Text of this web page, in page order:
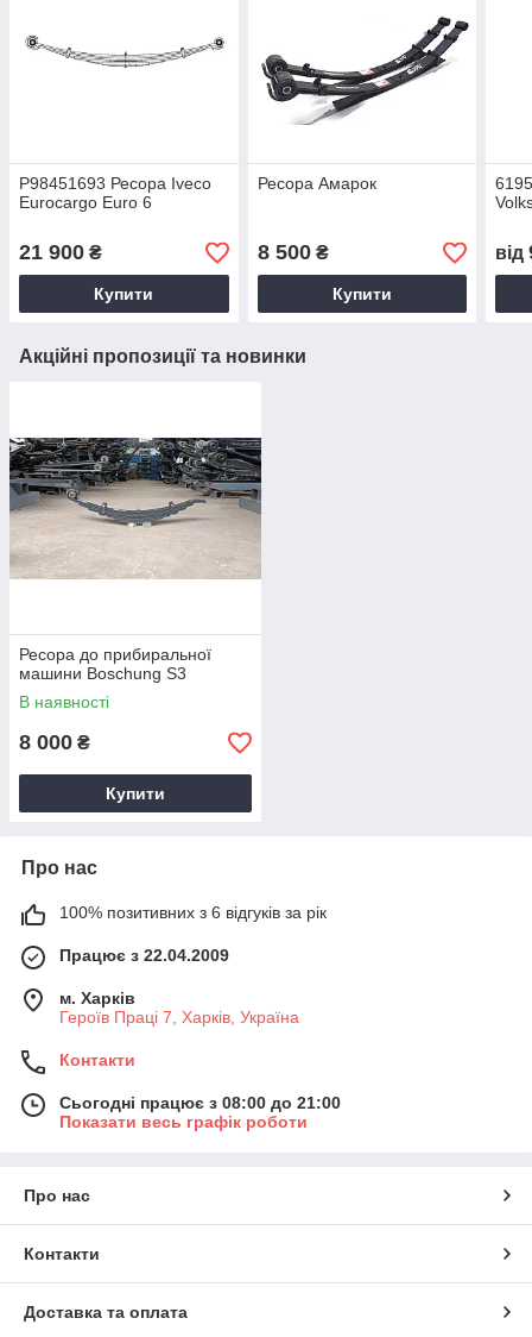
Р98451693 Ресора Iveco
Eurocargo Euro 6
21 900 ₴
Купити
Ресора Амарок
8 500₴
Купити
від
Акційні пропозиції та новинки
Ресора до прибиральної
машини Boschung S3
В наявності
8 000 ₴
Купити
Про нас
100% позитивних з 6 відгуків за рік
Працює з 22.04.2009
м. Харків
Героїв Праці 7, Харків, Україна
Контакти
Сьогодні працює з 08:00 до 21:00
Показати весь графік роботи
Про нас
Контакти
Доставка та оплата